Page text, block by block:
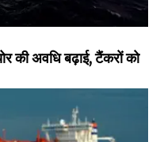
की अवधि बढ़ाई, टैंकरों को